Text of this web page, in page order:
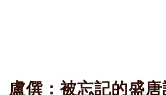
盧僎：被忘記的盛